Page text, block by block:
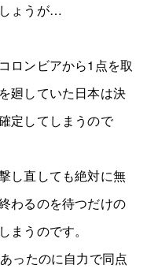
ょうが…
ロンビアから1点を取
廻していた日本は決
定してしまうので
し直しても絶対に無
わるのを待つだけの
うのです。
ったのに自力で同点